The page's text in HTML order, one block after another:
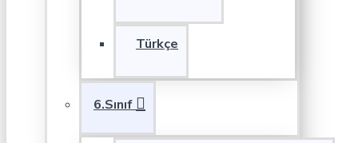
Türkçe
6.Sınıf